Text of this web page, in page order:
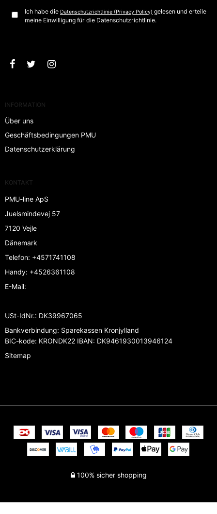
Ich habe die Datenschutzrichtlinie (Privacy Policy) gelesen und erteile
meine Einwilligung für die Datenschutzrichtlinie.
INFORMATION
Über uns
Geschäftsbedingungen PMU
Datenschutzerklärung
KONTAKT
PMU-line ApS
Juelsmindevej 57
7120 Vejle
Dänemark
Telefon: +4571741108
Handy: +4526361108
E-Mail:
USt-IdNr.: DK39967065
Bankverbindung: Sparekassen Kronjylland
BIC-kode: KRONDK22 IBAN: DK9461930013946124
Sitemap
100% sicher shopping